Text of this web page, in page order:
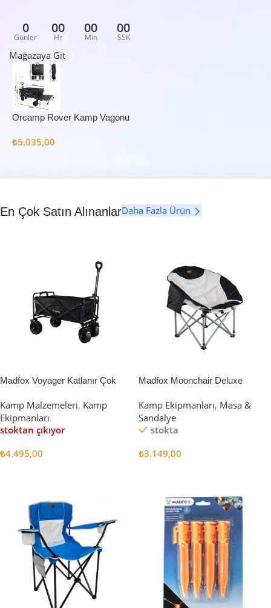
0
Günler
00
Hr
00
Min
00
SSK
Mağazaya Git
Orcamp Rover Kamp Vagonu
₺5.035,00
En Çok Satın AlınanlarDaha Fazla Ürün
Madfox Voyager Katlanır Çok
[Vagon] BLACK
Kamp Malzemeleri, Kamp
Ekipmanları
stoktan çıkıyor
₺4.495,00
Madfox Moonchair Deluxe
Siyah/Gri
Kamp Ekipmanları, Masa &
Sandalye
stokta
₺3.149,00